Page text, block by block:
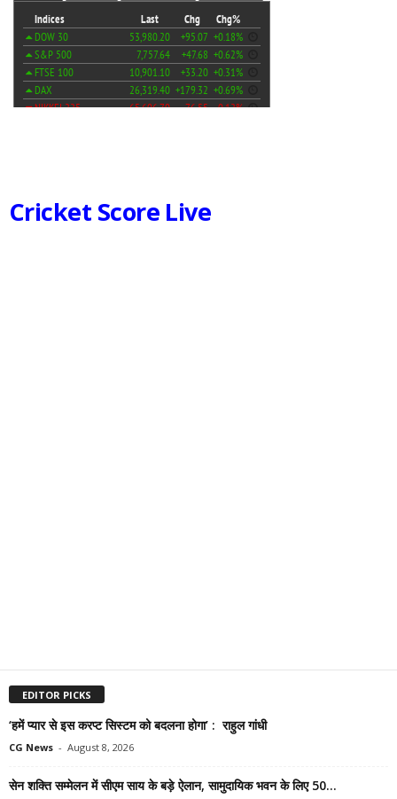
Cricket Score Live
EDITOR PICKS
‘हमें प्यार से इस करप्ट सिस्टम को बदलना होगा’ : राहुल गांधी
CG News - August 8, 2026
सेन शक्ति सम्मेलन में सीएम साय के बड़े ऐलान, सामुदायिक भवन के लिए 50...